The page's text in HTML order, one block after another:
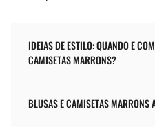
IDEIAS DE ESTILO: QUANDO E
CAMISETAS MARRONS?
BLUSAS E CAMISETAS MARRONS